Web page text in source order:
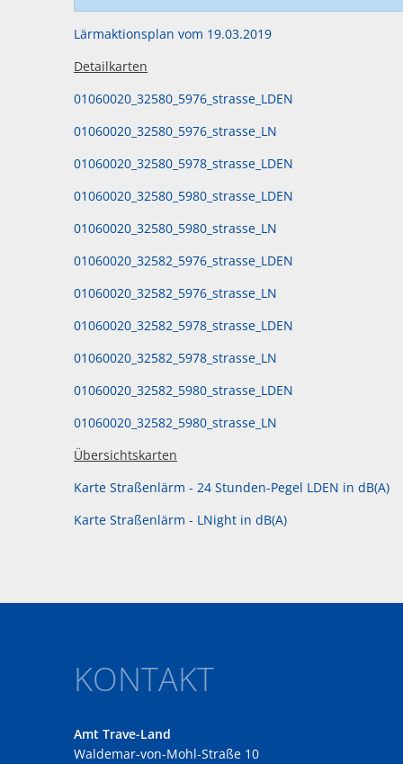
Lärmaktionsplan vom 19.03.2019
Detailkarten
01060020_32580_5976_strasse_LDEN
01060020_32580_5976_strasse_LN
01060020_32580_5978_strasse_LDEN
01060020_32580_5980_strasse_LDEN
01060020_32580_5980_strasse_LN
01060020_32582_5976_strasse_LDEN
01060020_32582_5976_strasse_LN
01060020_32582_5978_strasse_LDEN
01060020_32582_5978_strasse_LN
01060020_32582_5980_strasse_LDEN
01060020_32582_5980_strasse_LN
Übersichtskarten
Karte Straßenlärm - 24 Stunden-Pegel LDEN in dB(A)
Karte Straßenlärm - LNight in dB(A)
KONTAKT
Amt Trave-Land
Waldemar-von-Mohl-Straße 10